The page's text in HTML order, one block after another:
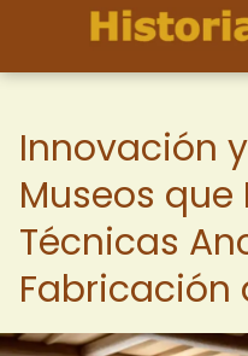
Innovación
Museos que
Técnicas
Fabricación